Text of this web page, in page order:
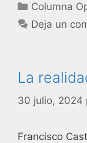
Columna
Deja un
La
30 julio, 2024
Francisco